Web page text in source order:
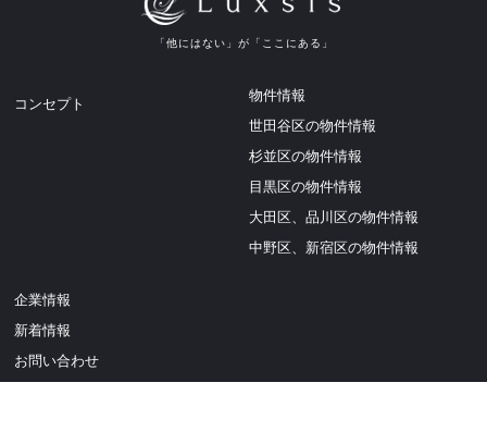
「他にはない」が「ここにある」
コンセプト
物件情報
世田谷区の物件情報
杉並区の物件情報
目黒区の物件情報
大田区、品川区の物件情報
中野区、新宿区の物件情報
企業情報
新着情報
お問い合わせ